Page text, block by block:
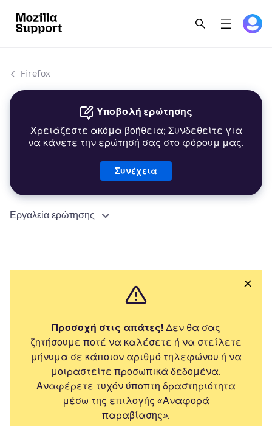
Firefox
Υποβολή ερώτησης
Χρειάζεστε ακόμα βοήθεια; Συνδεθείτε για
να κάνετε την ερώτησή σας στο φόρουμ μας.
Συνέχεια
Εργαλεία ερώτησης
Προσοχή στις απάτες! Δεν θα σας
ζητήσουμε ποτέ να καλέσετε ή να στείλετε
μήνυμα σε κάποιον αριθμό τηλεφώνου ή να
μοιραστείτε προσωπικά δεδομένα.
Αναφέρετε τυχόν ύποπτη δραστηριότητα
μέσω της επιλογής «Αναφορά
παραβίασης».